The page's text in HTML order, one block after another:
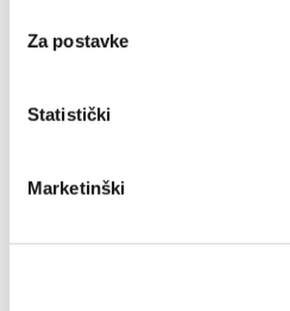
Za postavke
Statistički
Marketinški
1/3